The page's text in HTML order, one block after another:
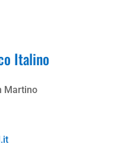
Italino
Martino